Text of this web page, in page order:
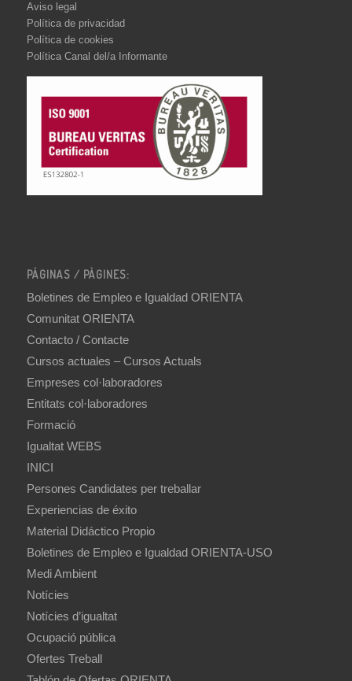
Aviso legal
Política de privacidad
Política de cookies
Política Canal del/a Informante
PÁGINAS / PÀGINES:
Boletines de Empleo e Igualdad ORIENTA
Comunitat ORIENTA
Contacto / Contacte
Cursos actuales – Cursos Actuals
Empreses col·laboradores
Entitats col·laboradores
Formació
Igualtat WEBS
INICI
Persones Candidates per treballar
Experiencias de éxito
Material Didáctico Propio
Boletines de Empleo e Igualdad ORIENTA-USO
Medi Ambient
Notícies
Notícies d’igualtat
Ocupació pública
Ofertes Treball